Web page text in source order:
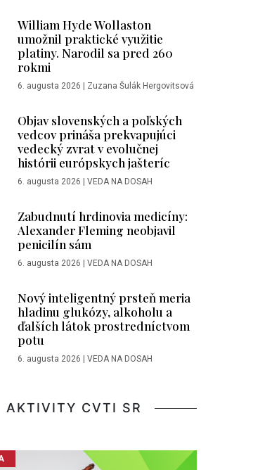
William Hyde Wollaston
umožnil praktické využitie
platiny. Narodil sa pred 260
rokmi
6. augusta 2026 | Zuzana Šulák Hergovitsová
Objav slovenských a poľských
vedcov prináša prekvapujúci
vedecký zvrat v evolučnej
histórii európskych jašteríc
6. augusta 2026 | VEDA NA DOSAH
Zabudnutí hrdinovia medicíny:
Alexander Fleming neobjavil
penicilín sám
6. augusta 2026 | VEDA NA DOSAH
Nový inteligentný prsteň meria
hladinu glukózy, alkoholu a
ďalších látok prostredníctvom
potu
6. augusta 2026 | VEDA NA DOSAH
AKTIVITY CVTI SR